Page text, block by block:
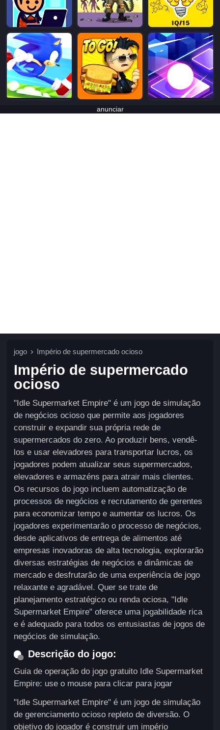
anunciar
jogo Império de supermercado ocioso
Império de supermercado
ocioso
"Idle Supermarket Empire" é um jogo de simulação
de negócios ocioso que permite aos jogadores
construir e expandir sua própria rede de
supermercados do zero. Ao produzir bens, vendê-
los e usar elevadores para transportar lucros, os
jogadores podem atualizar seus supermercados,
elevadores e armazéns para atrair mais clientes.
Os recursos do jogo incluem automatização de
processos de negócios e recrutamento de gerentes
para economizar tempo e aumentar os lucros. Os
jogadores experimentarão o processo de negócios,
desde aplicativos de entrega de alimentos até
empresas inovadoras de alta tecnologia, explorarão
diversas estratégias de negócios e dinâmicas de
mercado e desfrutarão de uma experiência de jogo
relaxante e agradável. Quer se trate de
planejamento estratégico ou renda ociosa, "Idle
Supermarket Empire" oferece uma jogabilidade rica
e é adequado para todos os entusiastas de jogos de
negócios de simulação.
Descrição do jogo:
Guia de operação do jogo gratuito Idle Supermarket
Empire: use o mouse para clicar para jogar
"Idle Supermarket Empire" é um jogo de simulação
de gerenciamento ocioso repleto de diversão. O
objetivo do jogador é construir um império